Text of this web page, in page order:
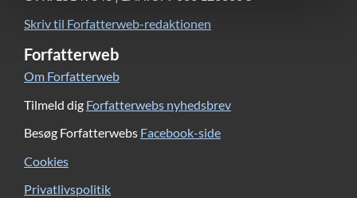
Skriv til Forfatterweb-redaktionen
Forfatterweb
Om Forfatterweb
Tilmeld dig Forfatterwebs nyhedsbrev
Besøg Forfatterwebs Facebook-side
Cookies
Privatlivspolitik